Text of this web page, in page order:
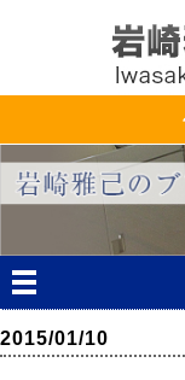
2015/01/10